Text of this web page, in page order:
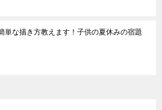
単な描き方教えます！子供の夏休みの宿題